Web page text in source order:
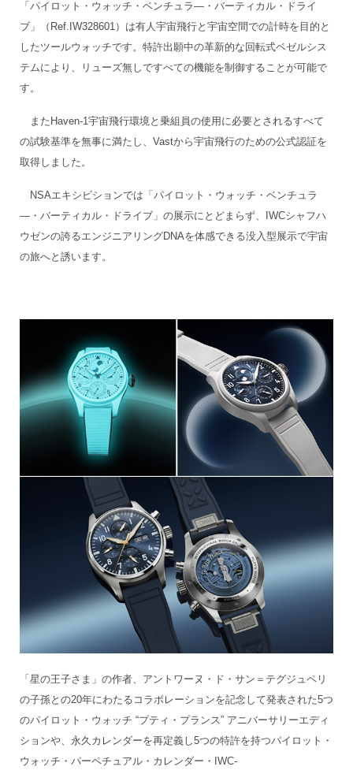
「パイロット・ウォッチ・ベンチュラ―・バーティカル・ドライ
ブ」（Ref.IW328601）は有人宇宙飛行と宇宙空間での計時を目的と
したツールウォッチです。特許出願中の革新的な回転式ベゼルシス
テムにより、リューズ無しですべての機能を制御することが可能で
す。
またHaven-1宇宙飛行環境と乗組員の使用に必要とされるすべて
の試験基準を無事に満たし、Vastから宇宙飛行のための公式認証を
取得しました。
NSAエキシビションでは「パイロット・ウォッチ・ベンチュラ
―・バーティカル・ドライブ」の展示にとどまらず、IWCシャフハ
ウゼンの誇るエンジニアリングDNAを体感できる没入型展示で宇宙
の旅へと誘います。
「星の王子さま」の作者、アントワーヌ・ド・サン＝テグジュペリ
の子孫との20年にわたるコラボレーションを記念して発表された5つ
のパイロット・ウォッチ “プティ・プランス” アニバーサリーエディ
ションや、永久カレンダーを再定義し5つの特許を持つパイロット・
ウォッチ・パーペチュアル・カレンダー・IWC-